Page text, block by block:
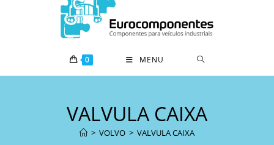
0 MENU
VALVULA CAIXA
> VOLVO > VALVULA CAIXA